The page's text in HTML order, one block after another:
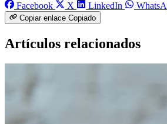
Facebook
X LinkedIn
Copiar enlace Copiado
Artículos relacionados